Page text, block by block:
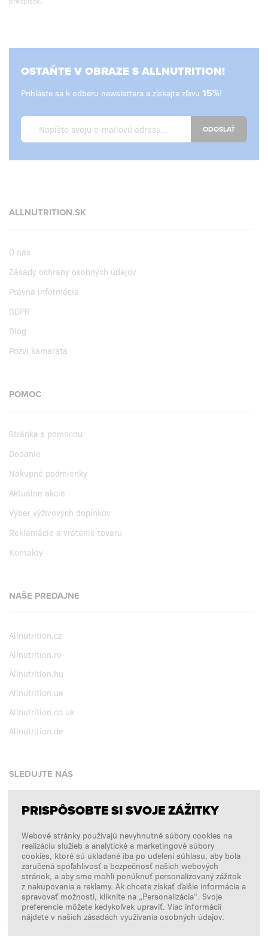
OSTAŇTE V OBRAZE S ALLNUTRITION!
Prihláste sa k odberu newslettera a získajte zľavu 15%!
ODOSLAŤ
ALLNUTRITION.SK
O nás
Zásady ochrany osobných údajov
Právna informácia
GDPR
Blog
Pozvi kamaráta
POMOC
Stránka s pomocou
Dodanie
Nákupné podmienky
Aktuálne akcie
Výber výživových doplnkov
Reklamácie a vrátenie tovaru
Kontakty
NAŠE PREDAJNE
Allnutrition.cz
Allnutrition.ro
Allnutrition.hu
Allnutrition.ua
Allnutrition.co.uk
Allnutrition.de
SLEDUJTE NÁS
Facebook
Instagram
Copyright © 2026 SFD S. A.
PLATBY SPRACÚVA
PRISPÔSOBTE SI SVOJE ZÁŽITKY
Webové stránky používajú nevyhnutné súbory cookies na
realizáciu služieb a analytické a marketingové súbory
cookies, ktoré sú ukladané iba po udelení súhlasu, aby bola
zaručená spoľahlivosť a bezpečnosť našich webových
stránok, a aby sme mohli ponúknuť personalizovaný zážitok
z nakupovania a reklamy. Ak chcete získať ďalšie informácie a
spravovať možnosti, kliknite na „Personalizácia“. Svoje
preferencie môžete kedykoľvek upraviť. Viac informácií
nájdete v našich zásadách využívania osobných údajov.